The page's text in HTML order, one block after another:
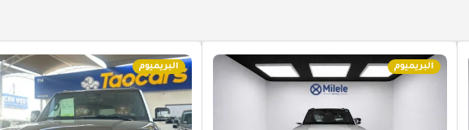
البريميوم البريميوم